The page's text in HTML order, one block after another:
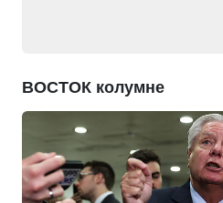
ВОСТОК колумне